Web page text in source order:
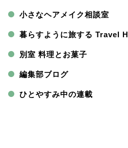
小さなヘアメイク相談室
暮らすように旅する Travel
別室 料理とお菓子
編集部ブログ
ひとやすみ中の連載